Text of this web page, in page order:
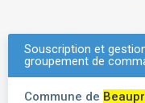
Souscription et
groupement de
Commune de